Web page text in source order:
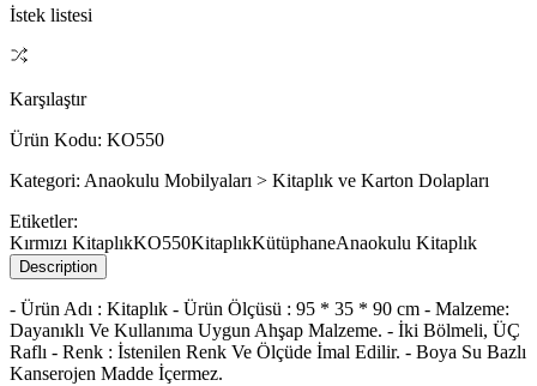
İstek listesi
Karşılaştır
Ürün Kodu: KO550
Kategori: Anaokulu Mobilyaları > Kitaplık ve Karton Dolapları
Etiketler:
Kırmızı KitaplıkKO550KitaplıkKütüphaneAnaokulu Kitaplık
Description
- Ürün Adı : Kitaplık - Ürün Ölçüsü : 95 * 35 * 90 cm - Malzeme:
Dayanıklı Ve Kullanıma Uygun Ahşap Malzeme. - İki Bölmeli, ÜÇ
Raflı - Renk : İstenilen Renk Ve Ölçüde İmal Edilir. - Boya Su Bazlı
Kanserojen Madde İçermez.